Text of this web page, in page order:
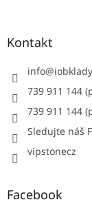
Kontakt
info@
739 911 144
739 911 144
Sledujte náš
vipstonecz
Facebook